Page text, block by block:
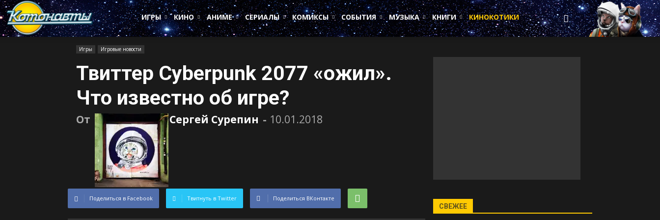
Котонавты
ИГРЫ
КИНО АНИМЕ СЕРИАЛЫ КОМИКСЫ СОБЫТИЯ МУЗЫКА КНИГИ КИНОКОТИКИ
Игры Игровые новости
Твиттер Cyberpunk 2077 «ожил».
Что известно об игре?
От Сергей Сурепин - 10.01.2018
Поделиться в Facebook Твитнуть в Twitter Поделиться ВКонтакте
СВЕЖЕЕ